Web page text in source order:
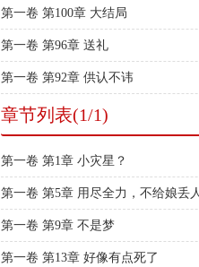
第一卷 第100章 大结局
第一卷 第96章 送礼
第一卷 第92章 供认不讳
章节列表(1/1)
第一卷 第1章 小灾星？
第一卷 第5章 用尽全力，不给娘丢
第一卷 第9章 不是梦
第一卷 第13章 好像有点死了